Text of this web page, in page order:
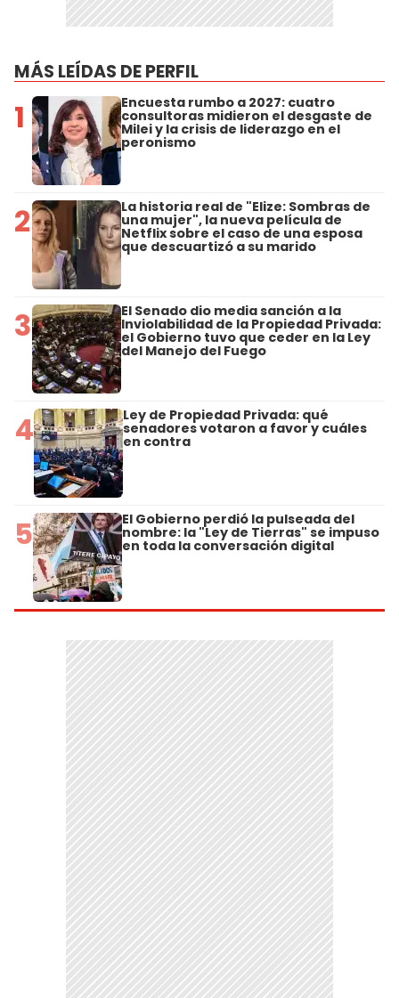
MÁS LEÍDAS DE PERFIL
1 Encuesta rumbo a 2027: cuatro
consultoras midieron el desgaste de
Milei y la crisis de liderazgo en el
peronismo
2 La historia real de "Elize: Sombras de
una mujer", la nueva película de
Netflix sobre el caso de una esposa
que descuartizó a su marido
3 El Senado dio media sanción a la
Inviolabilidad de la Propiedad Privada:
el Gobierno tuvo que ceder en la Ley
del Manejo del Fuego
4 Ley de Propiedad Privada: qué
senadores votaron a favor y cuáles
en contra
5 El Gobierno perdió la pulseada del
nombre: la "Ley de Tierras" se impuso
en toda la conversación digital